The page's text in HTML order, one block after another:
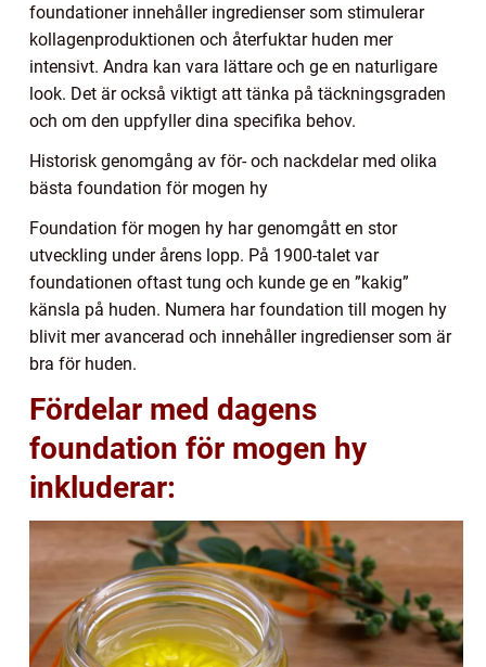
foundationer innehåller ingredienser som stimulerar
kollagenproduktionen och återfuktar huden mer
intensivt. Andra kan vara lättare och ge en naturligare
look. Det är också viktigt att tänka på täckningsgraden
och om den uppfyller dina specifika behov.
Historisk genomgång av för- och nackdelar med olika
bästa foundation för mogen hy
Foundation för mogen hy har genomgått en stor
utveckling under årens lopp. På 1900-talet var
foundationen oftast tung och kunde ge en ”kakig”
känsla på huden. Numera har foundation till mogen hy
blivit mer avancerad och innehåller ingredienser som är
bra för huden.
Fördelar med dagens
foundation för mogen hy
inkluderar: